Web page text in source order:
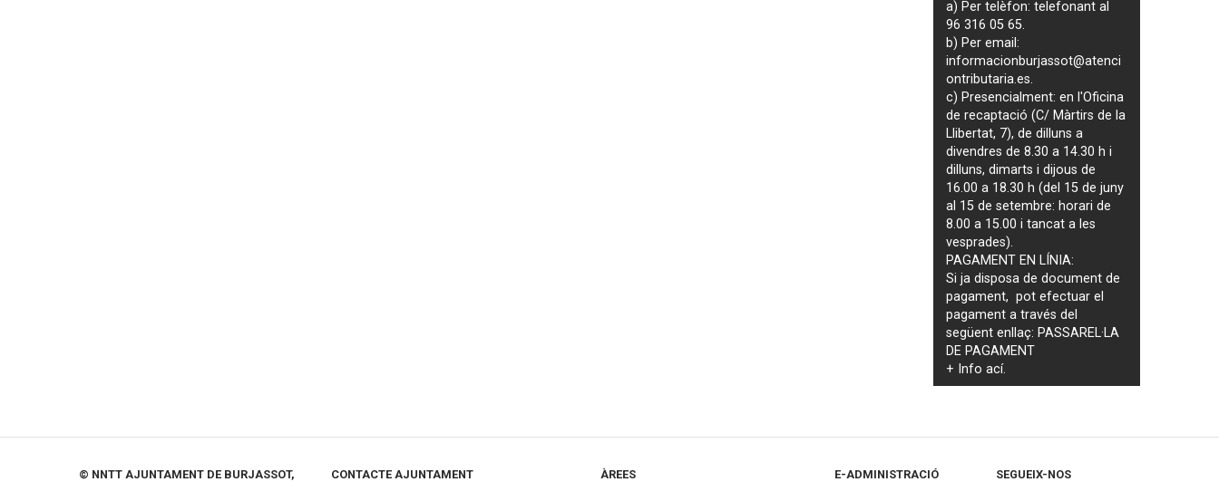
a) Per telèfon: telefonant al
96 316 05 65.
b) Per email:
informacionburjassot@atenci
ontributaria.es.
c) Presencialment: en l'Oficina
de recaptació (C/ Màrtirs de la
Llibertat, 7), de dilluns a
divendres de 8.30 a 14.30 h i
dilluns, dimarts i dijous de
16.00 a 18.30 h (del 15 de juny
al 15 de setembre: horari de
8.00 a 15.00 i tancat a les
vesprades).
PAGAMENT EN LÍNIA:
Si ja disposa de document de
pagament, pot efectuar el
pagament a través del
següent enllaç: PASSAREL·LA
DE PAGAMENT
+ Infoací.
© NNTT AJUNTAMENT DE BURJASSOT,
CONTACTE AJUNTAMENT ÀREES E-ADMINISTRACIÓ SEGUEIX-NOS